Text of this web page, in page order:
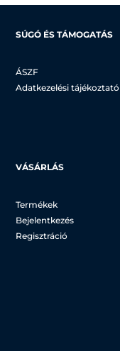
SÚGÓ ÉS TÁMOGATÁS
ÁSZF
Adatkezelési tájékoztató
VÁSÁRLÁS
Termékek
Bejelentkezés
Regisztráció